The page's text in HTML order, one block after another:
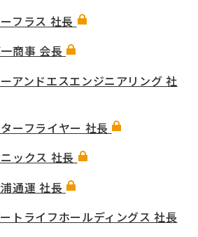
ラス 社長
商事 会長
ンドエスエンジニアリング 社
フライヤー 社長
クス 社長
通運 社長
ライフホールディングス 社長